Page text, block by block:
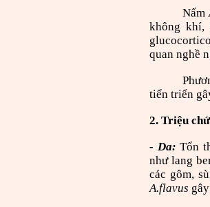
Nấm
không khí,
quan nghề
tiến triển
2. Triệu
- Da: Tổn
như lang
các gôm,
A.flavus